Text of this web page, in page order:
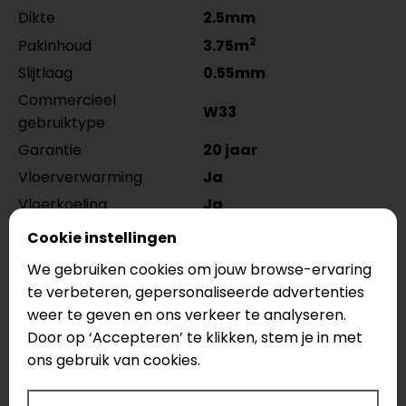
Dikte
2.5mm
Pakinhoud
3.75m2
Slijtlaag
0.55mm
Commercieel
gebruiktype
W33
Garantie
20 jaar
Vloerverwarming
Ja
Vloerkoeling
Ja
Warmteweerstand
Look
Houtlook
DeTarkett ID Inspiration 55 Supernature XXL
Forest Oak Nutmeg 24503029is een PVC vloer
van 1500x250x2,5 mm met een 0,55 mm toplaag en
v-groef rondom. DeID Inspiration 55 Supernature
XXL Forest Oak Nutmegheeft natuurgetrouwe
Cookie instellingen
We gebruiken cookies om jouw browse-ervaring
te verbeteren, gepersonaliseerde advertenties
weer te geven en ons verkeer te analyseren.
Door op ‘Accepteren’ te klikken, stem je in met
ons gebruik van cookies.